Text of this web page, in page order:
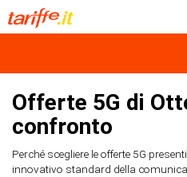
Offerte 5G di
confronto
Perché scegliere le offerte 5G
innovativo standard della